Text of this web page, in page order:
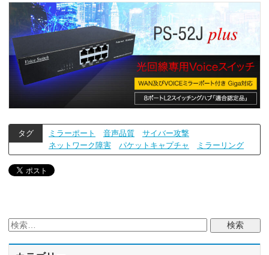
タグ ミラーポート 音声品質
サイバー攻撃
ネットワーク障害
パケットキャプチャ ミラーリング